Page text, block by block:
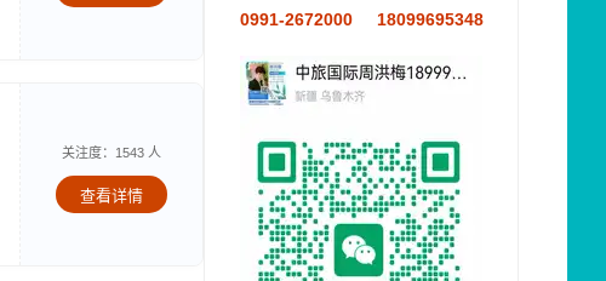
关注度：1543 人
查看详情
0991-2672000 18099695348